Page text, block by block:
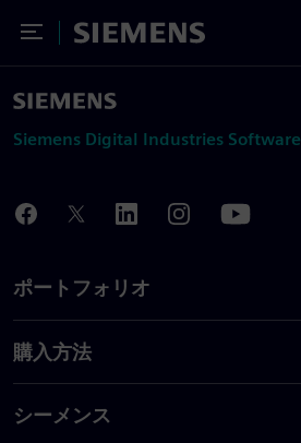
Toggle Menu
Siemens
Siemens Digital Industries Software
ポートフォリオ
購入方法
シーメンス